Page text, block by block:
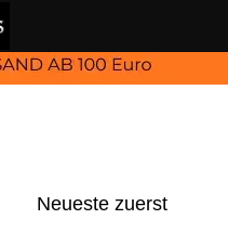
Neueste zuerst